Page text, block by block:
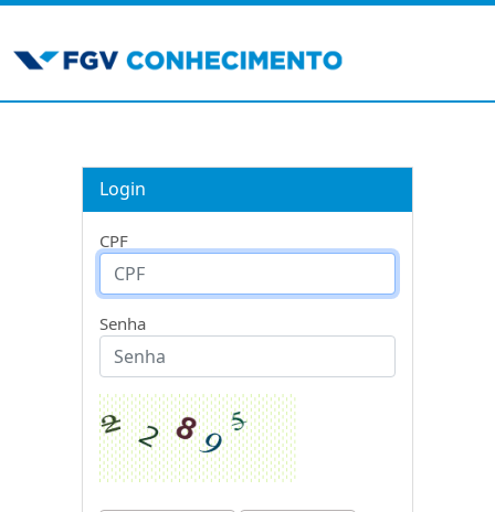
Login
CPF
Senha